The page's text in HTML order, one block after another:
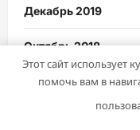
Декабрь 2019
Октябрь 2018
Сентябрь 2018
Этот сайт использует
помочь вам в